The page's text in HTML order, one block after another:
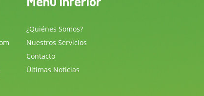
¿Quiénes Somos?
Nuestros Servicios
Contacto
Últimas Noticias